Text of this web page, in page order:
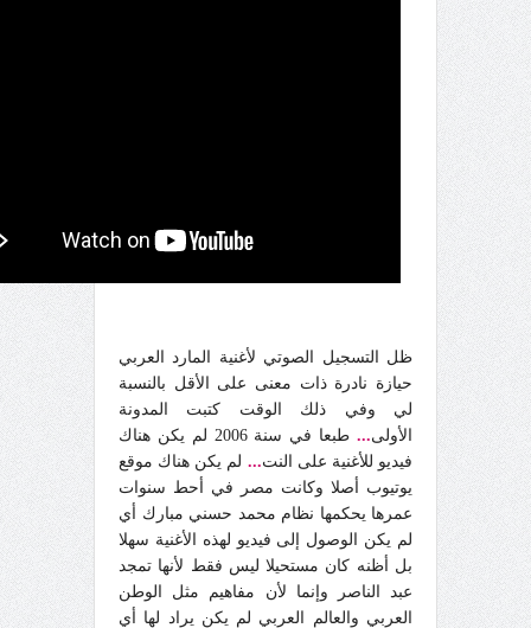
ظل التسجيل الصوتي لأغنية المارد العربي
حيازة نادرة ذات معنى على الأقل بالنسبة
لي وفي ذلك الوقت كتبت المدونة
الأولى...
طبعا في سنة 2006 لم يكن هناك
فيديو للأغنية على النت... لم يكن هناك موقع
يوتيوب أصلا وكانت مصر في أحط سنوات
عمرها يحكمها نظام محمد حسني مبارك أي
لم يكن الوصول إلى فيديو لهذه الأغنية سهلا
بل أظنه كان مستحيلا ليس فقط لأنها تمجد
عبد الناصر وإنما لأن مفاهيم مثل الوطن
العربي والعالم العربي لم يكن يراد لها أي